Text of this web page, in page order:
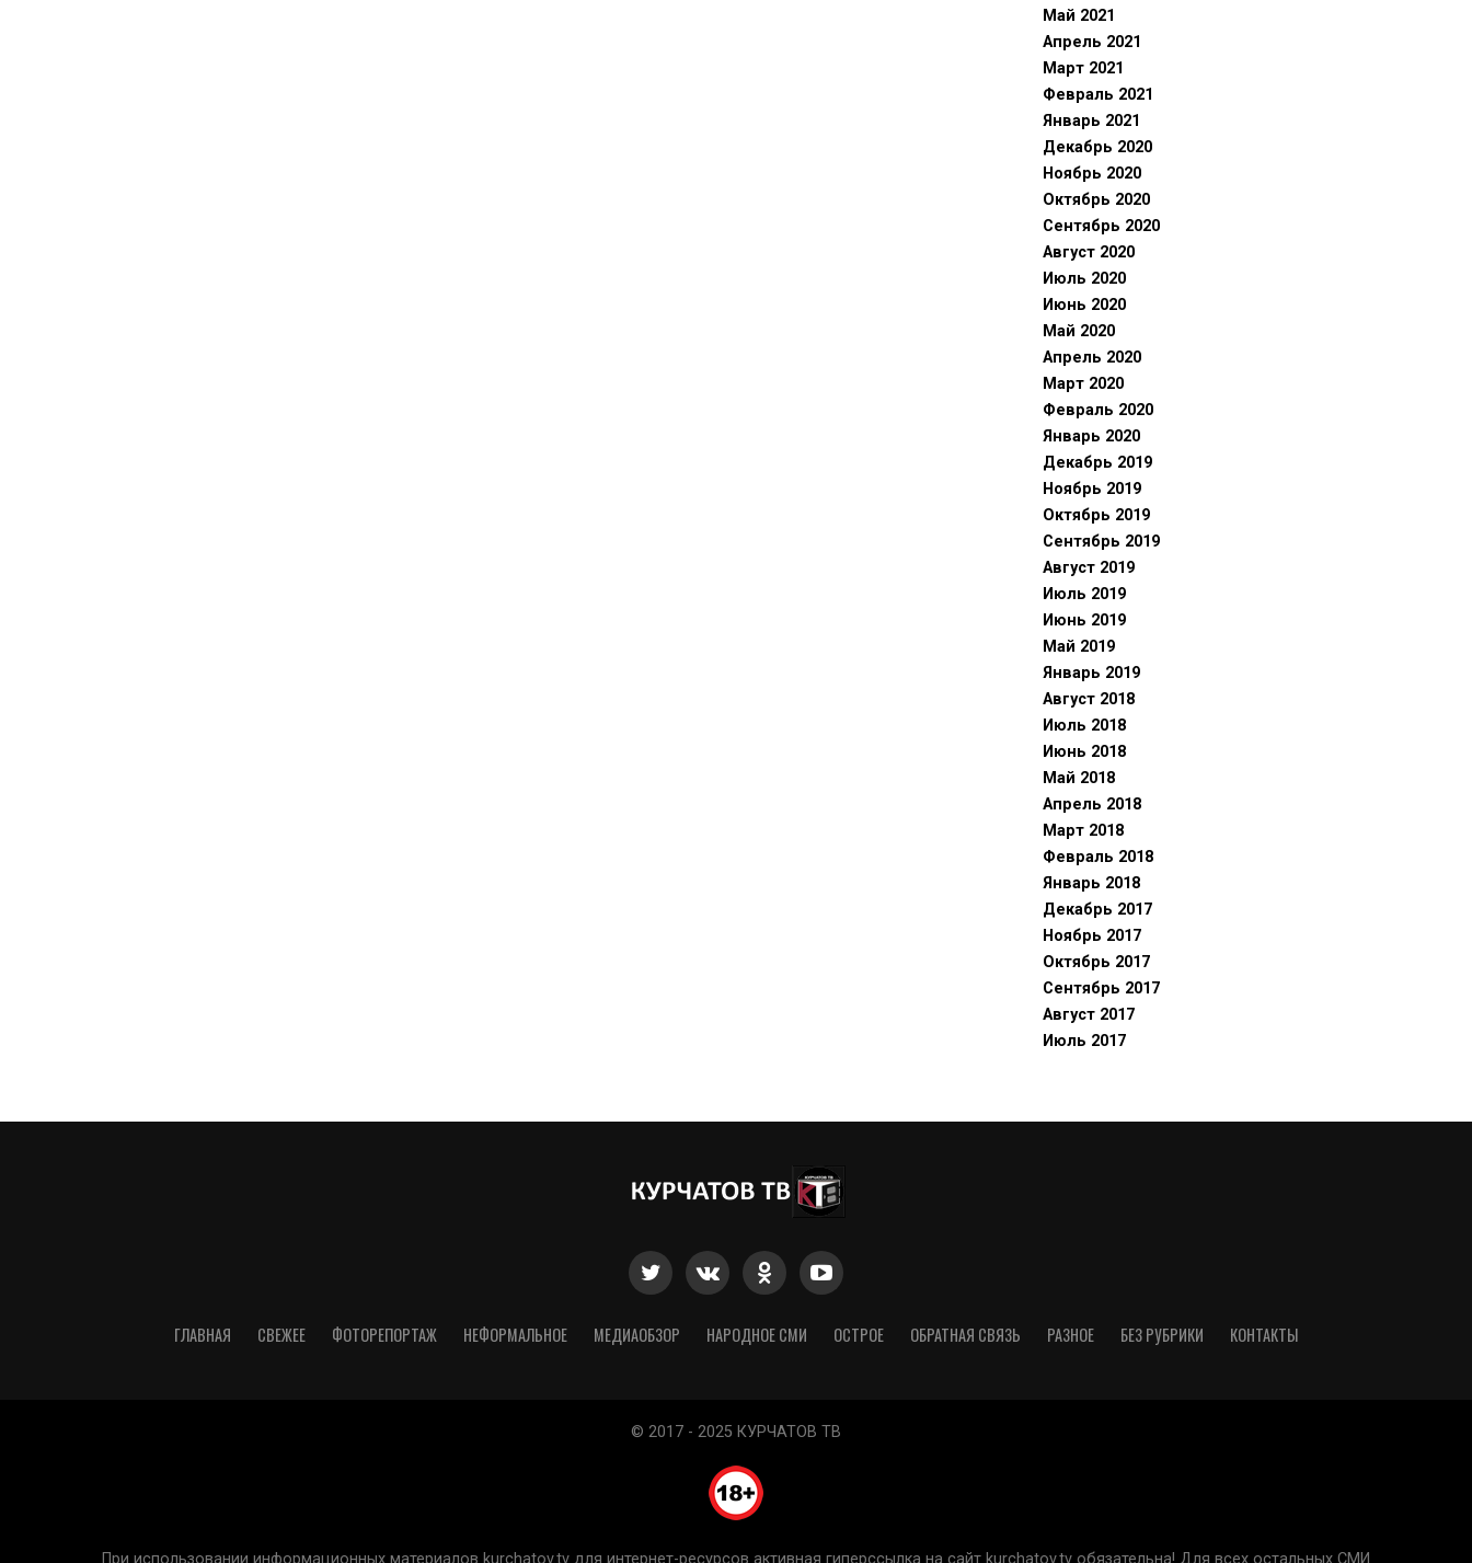
Май 2021
Апрель 2021
Март 2021
Февраль 2021
Январь 2021
Декабрь 2020
Ноябрь 2020
Октябрь 2020
Сентябрь 2020
Август 2020
Июль 2020
Июнь 2020
Май 2020
Апрель 2020
Март 2020
Февраль 2020
Январь 2020
Декабрь 2019
Ноябрь 2019
Октябрь 2019
Сентябрь 2019
Август 2019
Июль 2019
Июнь 2019
Май 2019
Январь 2019
Август 2018
Июль 2018
Июнь 2018
Май 2018
Апрель 2018
Март 2018
Февраль 2018
Январь 2018
Декабрь 2017
Ноябрь 2017
Октябрь 2017
Сентябрь 2017
Август 2017
Июль 2017
ГЛАВНАЯ СВЕЖЕЕ ФОТОРЕПОРТАЖ НЕФОРМАЛЬНОЕ МЕДИАОБЗОР НАРОДНОЕ СМИ ОСТРОЕ ОБРАТНАЯ СВЯЗЬ РАЗНОЕ БЕЗ РУБРИКИ КОНТАКТЫ
© 2017 - 2025 КУРЧАТОВ ТВ
При использовании информационных материалов kurchatov.tv для интернет-ресурсов активная гиперссылка на сайт kurchatov.tv обязательна! Для всех остальных СМИ